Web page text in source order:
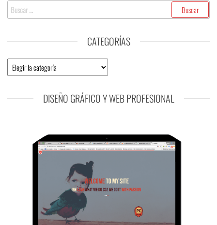
Buscar:
CATEGORÍAS
Categorías
DISEÑO GRÁFICO Y WEB PROFESIONAL